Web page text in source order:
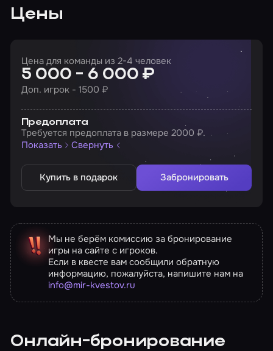
Цены
Цена для команды из 2-4 человек
5 000 - 6 000 ₽
Доп. игрок - 1500 ₽
Предоплата
Требуется предоплата в размере 2000 ₽.
Показать
Свернуть
Купить в подарок Забронировать
Мы не берём комиссию за бронирование
игры на сайте с игроков.
Если в квесте вам сообщили обратную
информацию, пожалуйста, напишите нам на
info@mir-kvestov.ru
Онлайн-бронирование